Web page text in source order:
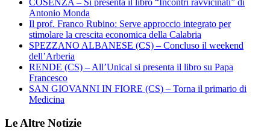
COSENZA – Si presenta il libro “Incontri ravvicinati” di
Antonio Monda
Il prof. Franco Rubino: Serve approccio integrato per
stimolare la crescita economica della Calabria
SPEZZANO ALBANESE (CS) – Concluso il weekend
dell’Arberia
RENDE (CS) – All’Unical si presenta il libro su Papa
Francesco
SAN GIOVANNI IN FIORE (CS) – Torna il primario di
Medicina
Le Altre Notizie